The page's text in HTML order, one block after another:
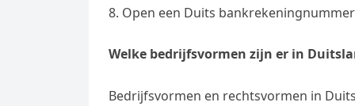
Open een Duits
Welke bedrijfsvormen zijn er in
Bedrijfsvormen en rechtsvormen in